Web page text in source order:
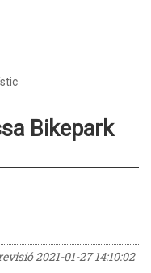
Bikepark
2021-01-27 14:10:02